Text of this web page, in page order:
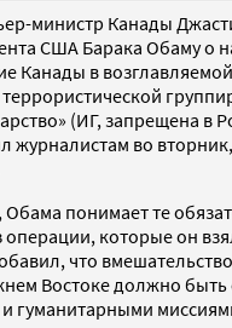
министр Канады
США Барака Обаму о
Канады в
(ИГ, запрещена в
журналистам во вторник,
понимает те
которые он
что
Востоке должно быть
гуманитарными